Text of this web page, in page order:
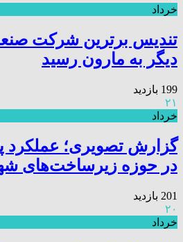
خرداد
تندیس برترین شرکت
دیگر به مارون رسید
199 بازدید
۲۱
خرداد
گزارش تصویری؛ عملکرد
در حوزه زیرساخت‌های
201 بازدید
۲۰
خرداد